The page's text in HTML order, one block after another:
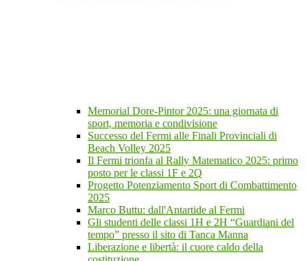
Memorial Dore-Pintor 2025: una giornata di
sport, memoria e condivisione
Successo del Fermi alle Finali Provinciali di
Beach Volley 2025
Il Fermi trionfa al Rally Matematico 2025: primo
posto per le classi 1F e 2Q
Progetto Potenziamento Sport di Combattimento
2025
Marco Buttu: dall'Antartide al Fermi
Gli studenti delle classi 1H e 2H “Guardiani del
tempo” presso il sito di Tanca Manna
Liberazione e libertà: il cuore caldo della